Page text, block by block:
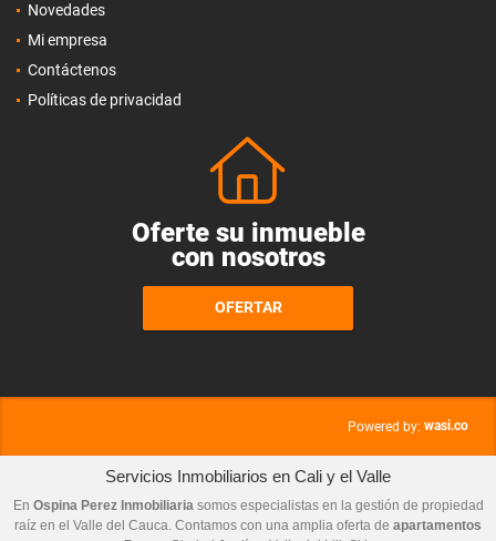
Novedades
Mi empresa
Contáctenos
Políticas de privacidad
Oferte su inmueble
con nosotros
OFERTAR
Powered by: wasi.co
Servicios Inmobiliarios en Cali y el Valle
En Ospina Perez Inmobiliariasomos especialistas en la gestión de propiedad
raíz en el Valle del Cauca. Contamos con una amplia oferta de apartamentos